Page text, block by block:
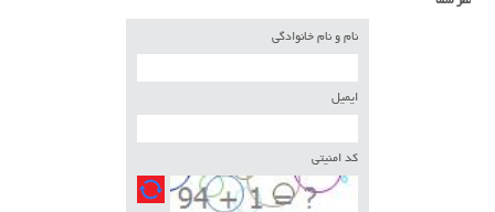
نام و نام خانوادگی
ایمیل
کد امنیتی